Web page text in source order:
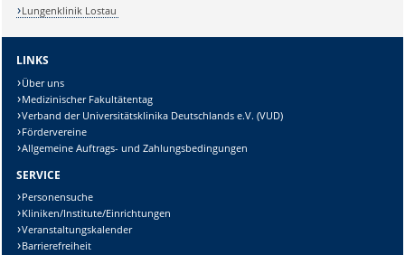
Lungenklinik Lostau
LINKS
Über uns
Medizinischer Fakultätentag
Verband der Universitätsklinika Deutschlands e.V. (VUD)
Fördervereine
Allgemeine Auftrags- und Zahlungsbedingungen
SERVICE
Personensuche
Kliniken/Institute/Einrichtungen
Veranstaltungskalender
Barrierefreiheit